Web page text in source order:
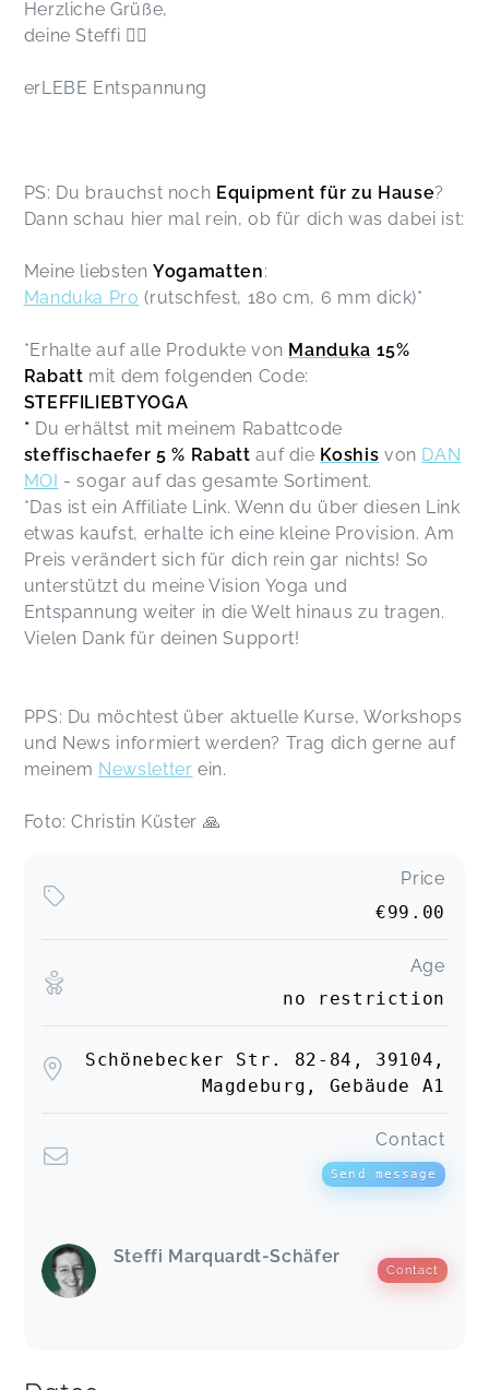
Herzliche Grüße,
deine Steffi 🧘‍♀️
erLEBE Entspannung
PS: Du brauchst noch Equipment für zu Hause?
Dann schau hier mal rein, ob für dich was dabei ist:
Meine liebstenYogamatten:
Manduka Pro (rutschfest, 180 cm, 6 mm dick)*
*Erhalte auf alle Produkte von Manduka 15%
Rabatt mit dem folgenden Code:
STEFFILIEBTYOGA
* Du erhältst mit meinem Rabattcode
steffischaefer 5 % Rabatt auf die Koshis von DAN
MOI - sogar auf das gesamte Sortiment.
*Das ist ein Affiliate Link. Wenn du über diesen Link
etwas kaufst, erhalte ich eine kleine Provision. Am
Preis verändert sich für dich rein gar nichts! So
unterstützt du meine Vision Yoga und
Entspannung weiter in die Welt hinaus zu tragen.
Vielen Dank für deinen Support!
PPS: Du möchtest über aktuelle Kurse, Workshops
und News informiert werden? Trag dich gerne auf
meinem Newsletter ein.
Foto: Christin Küster 🙏
Price
€99.00
Age
no restriction
Schönebecker Str. 82-84, 39104,
Magdeburg, Gebäude A1
Contact
Send message
Steffi Marquardt-Schäfer
Contact